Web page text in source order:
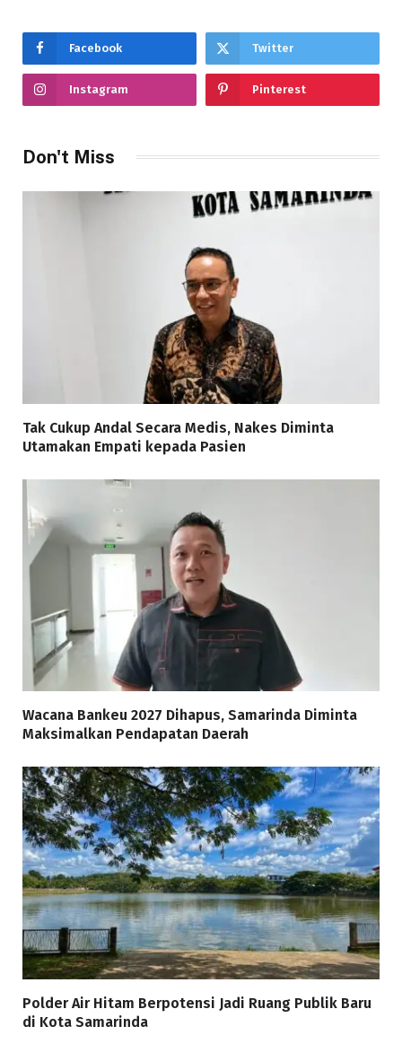
Facebook Twitter
Instagram Pinterest
Don't Miss
Tak Cukup Andal Secara Medis, Nakes Diminta
Utamakan Empati kepada Pasien
Wacana Bankeu 2027 Dihapus, Samarinda Diminta
Maksimalkan Pendapatan Daerah
Polder Air Hitam Berpotensi Jadi Ruang Publik Baru
di Kota Samarinda